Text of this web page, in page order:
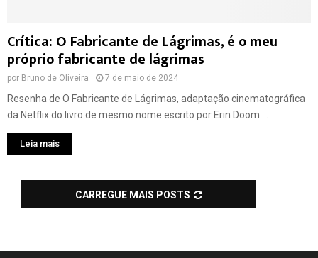
Crítica: O Fabricante de Lágrimas, é o meu
próprio fabricante de lágrimas
por Bruno de Oliveira 7 de maio de 2024
Resenha de O Fabricante de Lágrimas, adaptação cinematográfica
da Netflix do livro de mesmo nome escrito por Erin Doom....
Leia mais
CARREGUE MAIS POSTS